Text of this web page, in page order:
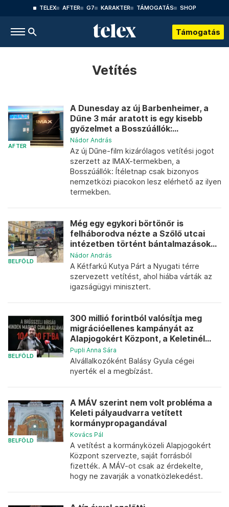
TELEX AFTER G7 KARAKTER TÁMOGATÁS SHOP
Támogatás
Vetítés
AFTER
A Dunesday az új Barbenheimer, a
Dűne 3 már aratott is egy kisebb
győzelmet a Bosszúállók:...
Nádor András
Az új Dűne-film kizárólagos vetítési jogot
szerzett az IMAX-termekben, a
Bosszúállók: Ítéletnap csak bizonyos
nemzetközi piacokon lesz elérhető az ilyen
termekben.
BELFÖLD
Még egy egykori börtönőr is
felháborodva nézte a Szőlő utcai
intézetben történt bántalmazások...
Nádor András
A Kétfarkú Kutya Párt a Nyugati térre
szervezett vetítést, ahol hiába várták az
igazságügyi minisztert.
BELFÖLD
300 millió forintból valósítja meg
migrációellenes kampányát az
Alapjogokért Központ, a Keletinél...
Pupli Anna Sára
Alvállalkozóként Balásy Gyula cégei
nyerték el a megbízást.
BELFÖLD
A MÁV szerint nem volt probléma a
Keleti pályaudvarra vetített
kormánypropagandával
Kovács Pál
A vetítést a kormányközeli Alapjogokért
Központ szervezte, saját forrásból
fizették. A MÁV-ot csak az érdekelte,
hogy ne zavarják a vonatközlekedést.